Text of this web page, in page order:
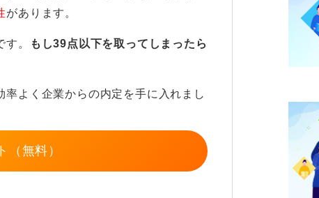
があります。
す。
もし39点以下を取ってしまったら
よく企業からの内定を手に入れまし
（無料）